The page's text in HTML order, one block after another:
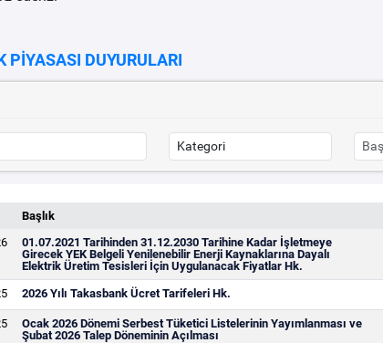
PİYASASI DUYURULARI
Başlık
01.07.2021 Tarihinden 31.12.2030 Tarihine Kadar İşletmeye
Girecek YEK Belgeli Yenilenebilir Enerji Kaynaklarına Dayalı
Elektrik Üretim Tesisleri İçin Uygulanacak Fiyatlar Hk.
2026 Yılı Takasbank Ücret Tarifeleri Hk.
Ocak 2026 Dönemi Serbest Tüketici Listelerinin Yayımlanması ve
Şubat 2026 Talep Döneminin Açılması